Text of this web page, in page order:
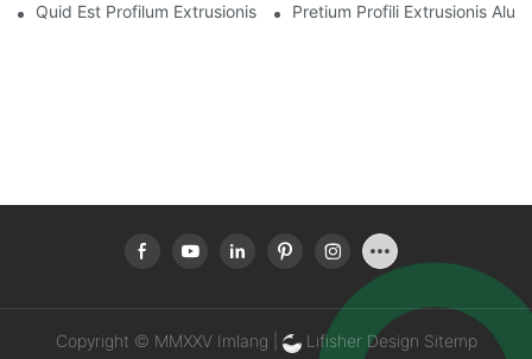
Quid Est Profilum Extrusionis Aluminii?Pretium Profili Extrusionis
Copyright © MMXXV Imlang | Lifisher Design Sitemp